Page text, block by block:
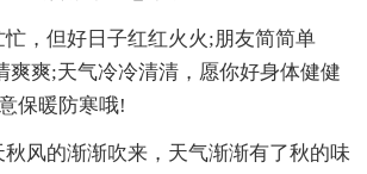
忙，但好日子红红火火;朋友简简单
爽爽;天气冷冷清清，愿你好身体健健
保暖防寒哦!
秋风的渐渐吹来，天气渐渐有了秋的味